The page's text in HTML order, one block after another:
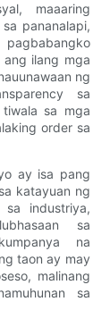
maaaring
pananalapi,
ang ilang mga
ng
sa
sa mga
order sa
ay isa pang
katayuan ng
sa industriya,
sa
na
taon ay may
malinang
sa